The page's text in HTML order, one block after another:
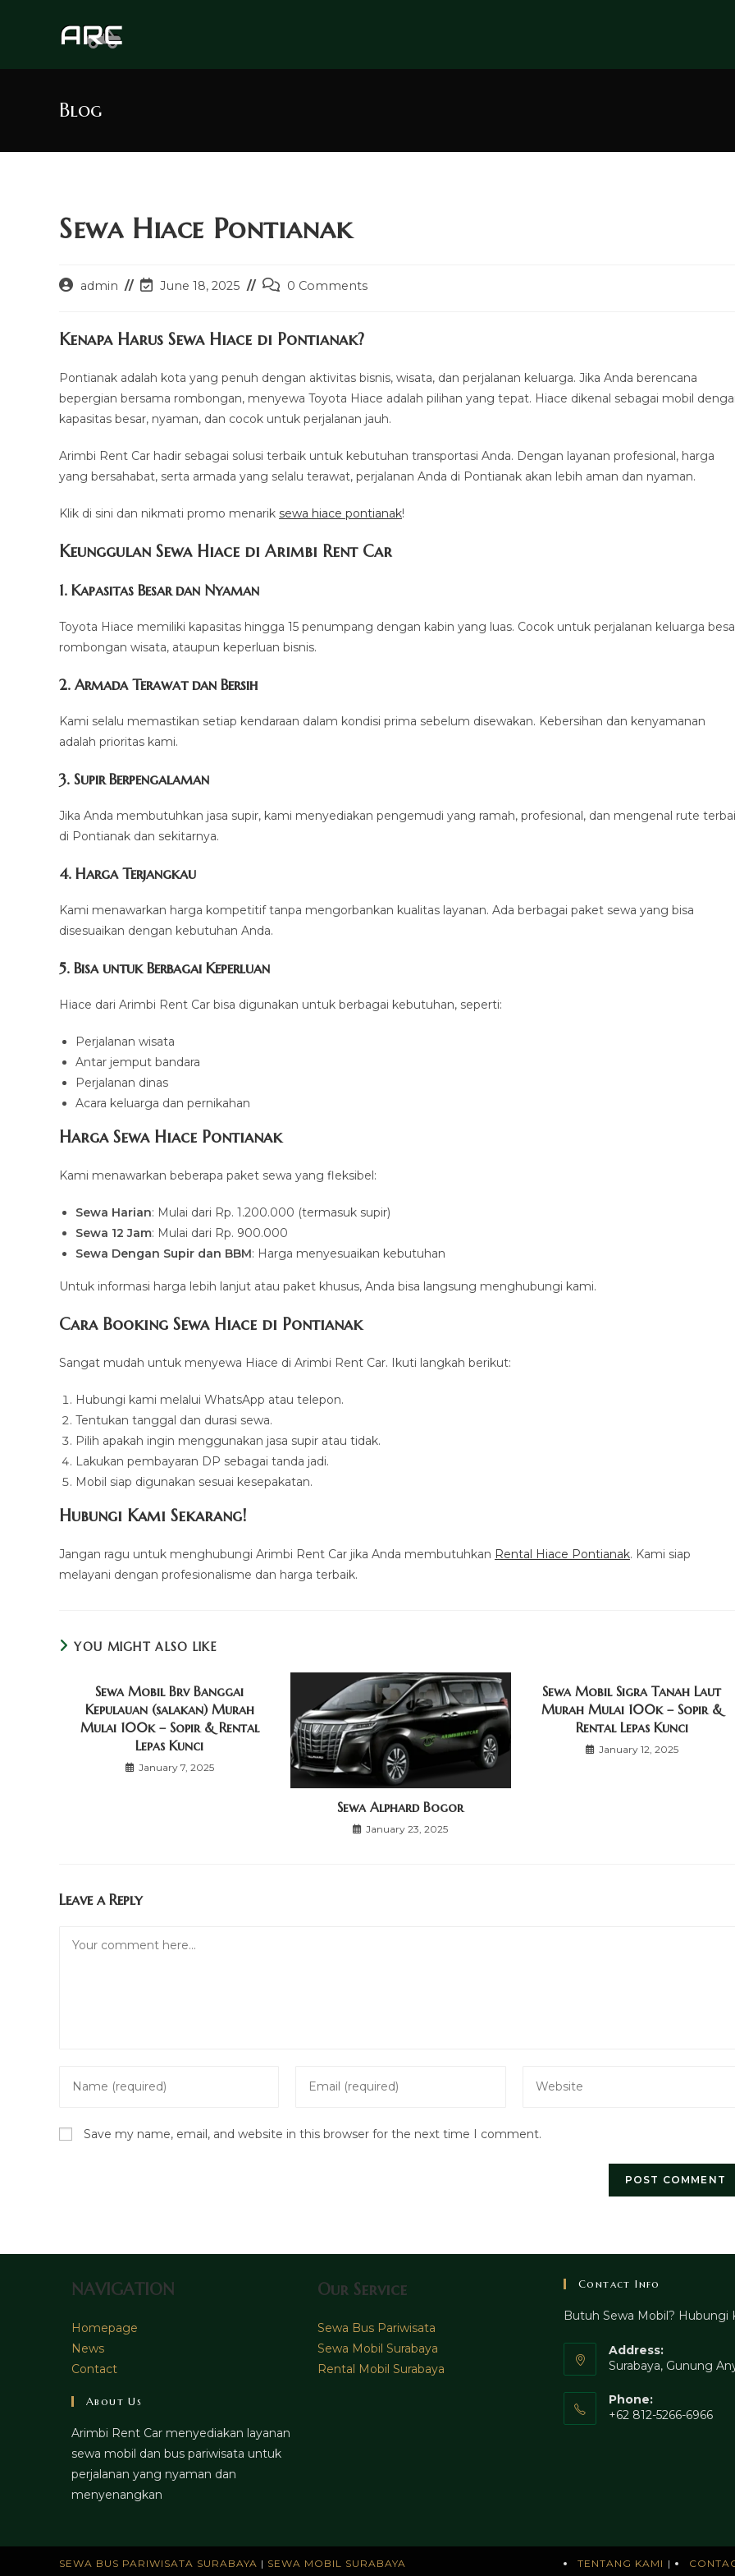
Blog
Sewa Hiace Pontianak
Postadmin
PostJune 18, 2025
Post0 Comments
Kenapa Harus Sewa Hiace di Pontianak?
Pontianak adalah kota yang penuh dengan aktivitas bisnis, wisata, dan perjalanan keluarga. Jika Anda berencana
bepergian bersama rombongan, menyewa Toyota Hiace adalah pilihan yang tepat. Hiace dikenal sebagai mobil
kapasitas besar, nyaman, dan cocok untuk perjalanan jauh.
Arimbi Rent Car hadir sebagai solusi terbaik untuk kebutuhan transportasi Anda. Dengan layanan profesional, harga
yang bersahabat, serta armada yang selalu terawat, perjalanan Anda di Pontianak akan lebih aman dan nyaman.
Klik di sini dan nikmati promo menarik sewa hiace pontianak!
Keunggulan Sewa Hiace di Arimbi Rent Car
1. Kapasitas Besar dan Nyaman
Toyota Hiace memiliki kapasitas hingga 15 penumpang dengan kabin yang luas. Cocok untuk perjalanan keluarga
rombongan wisata, ataupun keperluan bisnis.
2. Armada Terawat dan Bersih
Kami selalu memastikan setiap kendaraan dalam kondisi prima sebelum disewakan. Kebersihan dan kenyamanan
adalah prioritas kami.
3. Supir Berpengalaman
Jika Anda membutuhkan jasa supir, kami menyediakan pengemudi yang ramah, profesional, dan mengenal rute
di Pontianak dan sekitarnya.
4. Harga Terjangkau
Kami menawarkan harga kompetitif tanpa mengorbankan kualitas layanan. Ada berbagai paket sewa yang bisa
disesuaikan dengan kebutuhan Anda.
5. Bisa untuk Berbagai Keperluan
Hiace dari Arimbi Rent Car bisa digunakan untuk berbagai kebutuhan, seperti:
Perjalanan wisata
Antar jemput bandara
Perjalanan dinas
Acara keluarga dan pernikahan
Harga Sewa Hiace Pontianak
Kami menawarkan beberapa paket sewa yang fleksibel:
Sewa Harian: Mulai dari Rp. 1.200.000 (termasuk supir)
Sewa 12 Jam: Mulai dari Rp. 900.000
Sewa Dengan Supir dan BBM: Harga menyesuaikan kebutuhan
Untuk informasi harga lebih lanjut atau paket khusus, Anda bisa langsung menghubungi kami.
Cara Booking Sewa Hiace di Pontianak
Sangat mudah untuk menyewa Hiace di Arimbi Rent Car. Ikuti langkah berikut:
Hubungi kami melalui WhatsApp atau telepon.
Tentukan tanggal dan durasi sewa.
Pilih apakah ingin menggunakan jasa supir atau tidak.
Lakukan pembayaran DP sebagai tanda jadi.
Mobil siap digunakan sesuai kesepakatan.
Hubungi Kami Sekarang!
Jangan ragu untuk menghubungi Arimbi Rent Car jika Anda membutuhkan Rental Hiace Pontianak. Kami siap
melayani dengan profesionalisme dan harga terbaik.
YOU MIGHT ALSO LIKE
Sewa Mobil Brv Banggai
Kepulauan (salakan) Murah
Mulai 100k – Sopir & Rental
Lepas Kunci
January 7, 2025
Sewa Alphard Bogor
January 23, 2025
Sewa Mobil Sigra Tanah Laut
Murah Mulai 100k – Sopir &
Rental Lepas Kunci
January 12, 2025
Leave a Reply
your
or
your
address
your
URL
Save my name, email, and website in this browser for the next time I comment.
NAVIGATION
Homepage
News
Contact
About Us
Arimbi Rent Car menyediakan layanan
sewa mobil dan bus pariwisata untuk
perjalanan yang nyaman dan
menyenangkan
Our Service
Sewa Bus Pariwisata
Sewa Mobil Surabaya
Rental Mobil Surabaya
Contact Info
Butuh Sewa Mobil? Hubungi
Address:
Surabaya, Gunung
Phone:
+62 812-5266-6966
TENTANG KAMI
SEWA BUS PARIWISATA SURABAYA | SEWA MOBIL SURABAYA